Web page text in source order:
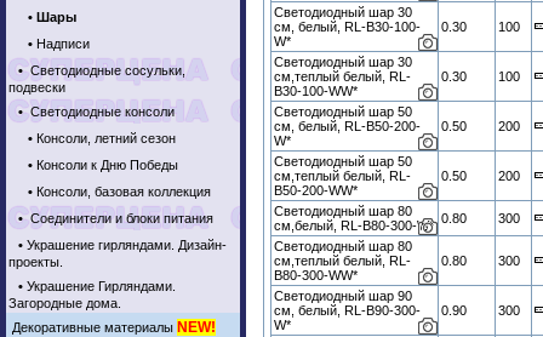
• Шары
• Надписи
•Светодиодные сосульки,
подвески
•Светодиодные консоли
• Консоли, летний сезон
• Консоли к Дню Победы
• Консоли, базовая коллекция
•Соединители и блоки питания
• Украшение гирляндами. Дизайн-
проекты.
• Украшение Гирляндами.
Загородные дома.
Декоративные материалы NEW!
Светодиодный шар 30
см, белый, RL-B30-100-
W*
0.30 100
Светодиодный шар 30
см,теплый белый, RL-
B30-100-WW*
0.30 100
Светодиодный шар 50
см, белый, RL-B50-200-
W*
0.50 200
Светодиодный шар 50
см,теплый белый, RL-
B50-200-WW*
0.50 200
Светодиодный шар 80
см,белый, RL-B80-300-W* 0.80
300
Светодиодный шар 80
см,теплый белый, RL-
B80-300-WW*
0.80 300
Светодиодный шар 90
см, белый, RL-B90-300-
W*
0.90 300